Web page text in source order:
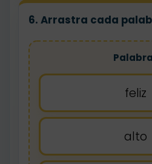
6. Arrastra cada
feliz
alto